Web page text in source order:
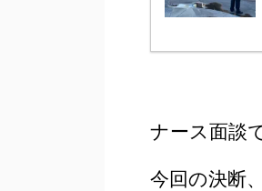
ナース面談
今回の決断